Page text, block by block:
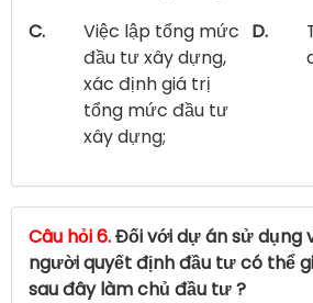
C.
Việc lập tổng mức
đầu tư xây dựng,
xác định giá trị
tổng mức đầu tư
xây dựng;
D.
Câu hỏi 6.Đối với dự án sử dụng
người quyết định đầu tư có thể
sau đây làm chủ đầu tư ?